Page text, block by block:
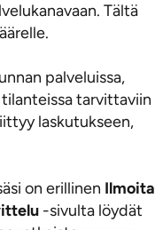
Tältä
palveluissa,
tarvittaviin
laskutukseen,
on erillinen Ilmoita
-sivulta löydät